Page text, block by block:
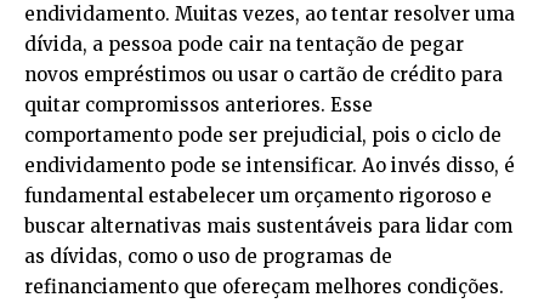
endividamento. Muitas vezes, ao tentar resolver uma
dívida, a pessoa pode cair na tentação de pegar
novos empréstimos ou usar o cartão de crédito para
quitar compromissos anteriores. Esse
comportamento pode ser prejudicial, pois o ciclo de
endividamento pode se intensificar. Ao invés disso, é
fundamental estabelecer um orçamento rigoroso e
buscar alternativas mais sustentáveis para lidar com
as dívidas, como o uso de programas de
refinanciamento que ofereçam melhores condições.